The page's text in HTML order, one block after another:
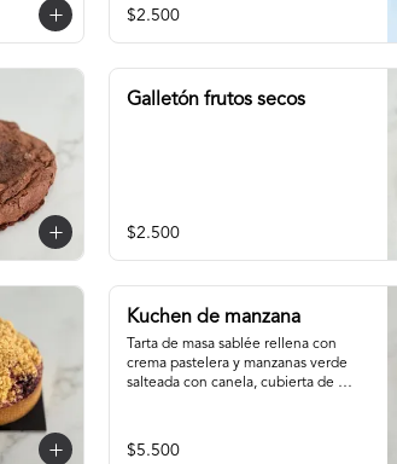
$2.500
Galletón frutos secos
$2.500
Kuchen de manzana
Tarta de masa sablée rellena con
crema pastelera y manzanas verde
salteada con canela, cubierta de
$5.500